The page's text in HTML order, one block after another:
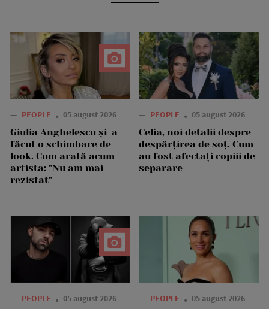
— PEOPLE 05 august 2026
Giulia Anghelescu și-a
făcut o schimbare de
look. Cum arată acum
artista: "Nu am mai
rezistat"
— PEOPLE 05 august 2026
Celia, noi detalii despre
despărțirea de soț. Cum
au fost afectați copiii de
separare
— PEOPLE 05 august 2026 — PEOPLE 05 august 2026